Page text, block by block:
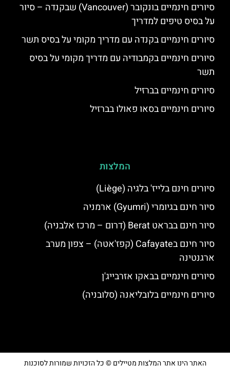
סיורים חינמיים בונקובר (Vancouver) שבקנדה – סיור
על בסיס טיפים למדריך
סיורים חינמיים בקנדה עם מדריך מקומי על בסיס תשר
סיורים חינמיים בקמבודיה עם מדריך מקומי על בסיס
תשר
סיורים חינמיים בברזיל
סיורים חינמיים בסאו פאולו בברזיל
המלצות
סיורים חינם בלייז' בלגיה (Liège)
סיור חינם בגיומרי (Gyumri) ארמניה
סיור חינם בבראט Berat (דרום – מרכז אלבניה)
סיור חינם בCafayate (קפז'אטה) – צפון מערב
ארגנטינה
סיורים חינמיים בבאקו אזרבייג'ן
סיורים חינמיים בלובליאנה (סלובניה)
האתר הינו אתר המלצות מטיילים © כל הזכויות שמורות לסוכנות